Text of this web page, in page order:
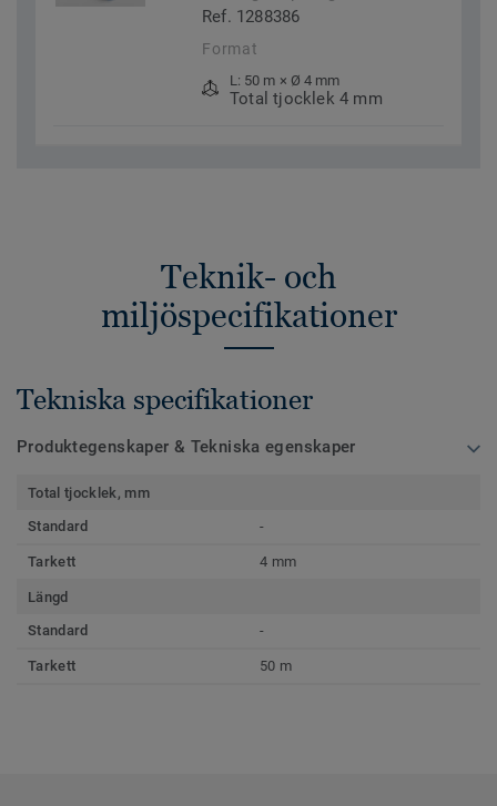
Ref. 1288386
Format
L: 50 m × Ø 4 mm
Total tjocklek 4 mm
Teknik- och
miljöspecifikationer
Tekniska specifikationer
Produktegenskaper & Tekniska egenskaper
Total tjocklek, mm
Standard
-
Tarkett 4 mm
Längd
Standard
-
Tarkett 50 m